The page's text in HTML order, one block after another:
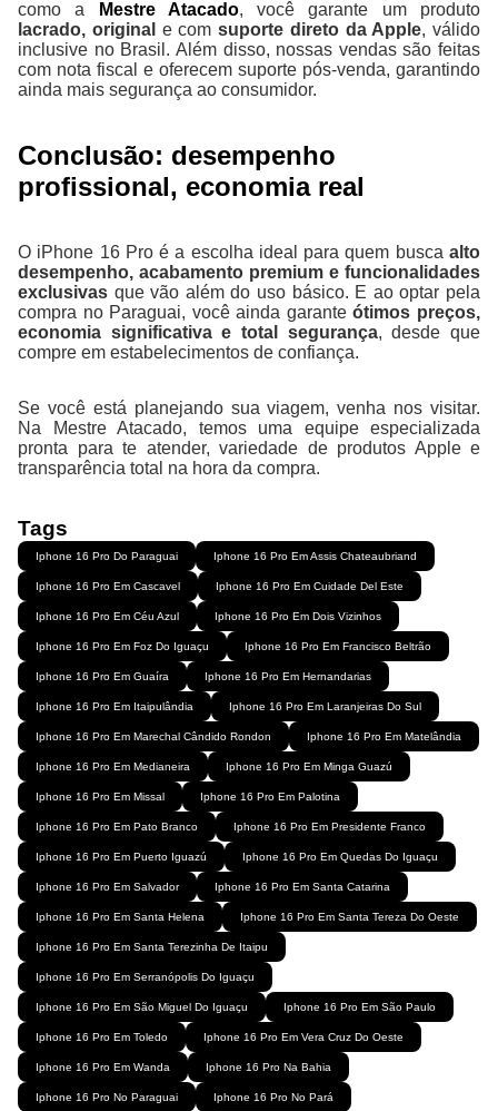
como a Mestre Atacado, você garante um produto
lacrado, original e com suporte direto da Apple, válido
inclusive no Brasil. Além disso, nossas vendas são feitas
com nota fiscal e oferecem suporte pós-venda, garantindo
ainda mais segurança ao consumidor.
Conclusão: desempenho
profissional, economia real
O iPhone 16 Pro é a escolha ideal para quem busca alto
desempenho, acabamento premium e funcionalidades
exclusivas que vão além do uso básico. E ao optar pela
compra no Paraguai, você ainda garanteótimos preços,
economia significativa e total segurança, desde que
compre em estabelecimentos de confiança.
Se você está planejando sua viagem, venha nos visitar.
Na Mestre Atacado, temos uma equipe especializada
pronta para te atender, variedade de produtos Apple e
transparência total na hora da compra.
Tags
Iphone 16 Pro Do Paraguai Iphone 16 Pro Em Assis Chateaubriand
Iphone 16 Pro Em Cascavel Iphone 16 Pro Em Cuidade Del Este
Iphone 16 Pro Em Céu Azul Iphone 16 Pro Em Dois Vizinhos
Iphone 16 Pro Em Foz Do Iguaçu Iphone 16 Pro Em Francisco Beltrão
Iphone 16 Pro Em Guaíra Iphone 16 Pro Em Hernandarias
Iphone 16 Pro Em Itaipulândia Iphone 16 Pro Em Laranjeiras Do Sul
Iphone 16 Pro Em Marechal Cândido Rondon Iphone 16 Pro Em Matelândia
Iphone 16 Pro Em Medianeira Iphone 16 Pro Em Minga Guazú
Iphone 16 Pro Em Missal Iphone 16 Pro Em Palotina
Iphone 16 Pro Em Pato Branco Iphone 16 Pro Em Presidente Franco
Iphone 16 Pro Em Puerto Iguazú Iphone 16 Pro Em Quedas Do Iguaçu
Iphone 16 Pro Em Salvador Iphone 16 Pro Em Santa Catarina
Iphone 16 Pro Em Santa Helena Iphone 16 Pro Em Santa Tereza Do Oeste
Iphone 16 Pro Em Santa Terezinha De Itaipu
Iphone 16 Pro Em Serranópolis Do Iguaçu
Iphone 16 Pro Em São Miguel Do Iguaçu Iphone 16 Pro Em São Paulo
Iphone 16 Pro Em Toledo Iphone 16 Pro Em Vera Cruz Do Oeste
Iphone 16 Pro Em Wanda Iphone 16 Pro Na Bahia
Iphone 16 Pro No Paraguai Iphone 16 Pro No Pará